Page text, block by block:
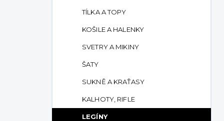
TÍLKA A TOPY
KOŠILE A HALENKY
SVETRY A MIKINY
ŠATY
SUKNĚ A KRAŤASY
KALHOTY, RIFLE
LEGÍNY